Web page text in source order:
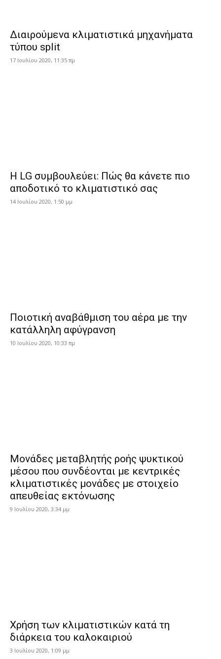
Διαιρούμενα κλιματιστικά μηχανήματα
τύπου split
17 Ιουλίου 2020, 11:35 πμ
H LG συμβουλεύει: Πώς θα κάνετε πιο
αποδοτικό το κλιματιστικό σας
14 Ιουλίου 2020, 1:50 μμ
Ποιοτική αναβάθμιση του αέρα με την
κατάλληλη αφύγρανση
10 Ιουλίου 2020, 10:33 πμ
Μονάδες μεταβλητής ροής ψυκτικού
μέσου που συνδέονται με κεντρικές
κλιματιστικές μονάδες με στοιχείο
απευθείας εκτόνωσης
9 Ιουλίου 2020, 3:34 μμ
Χρήση των κλιματιστικών κατά τη
διάρκεια του καλοκαιριού
3 Ιουλίου 2020, 1:09 μμ